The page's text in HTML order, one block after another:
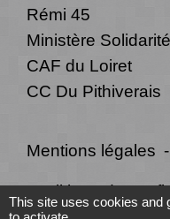
Rémi 45
Ministère
CAF du Loiret
CC Du Pithiverais
Mentions légales -
Politique de
This site uses cookies and